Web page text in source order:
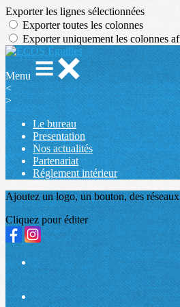
Exporter les lignes sélectionnées
Exporter toutes les colonnes
Exporter uniquement les colonnes
Menu
<
>
Le bureau
Presentation
Nos actualités
Partenariat
Réglement intérieur
Ajoutez un logo, un bouton, des
Cliquez pour éditer